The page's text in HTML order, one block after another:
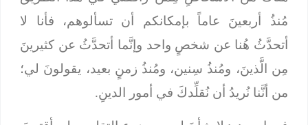
مُنذُ أربعينَ عاماً بإمكانكم أن تسألوهم، فأنا لا
أتحدَّثُ هُنا عن شخصٍ واحد وإنَّما أتحدَّثُ عن كثيرينَ
مِن الَّذينَ، ومُنذُ سِنين، ومُنذُ زمنٍ بعيد، يقولونَ لي؛
من أنَّنا نُريدُ أن نُقلِّدكَ في أمور الدينِ.